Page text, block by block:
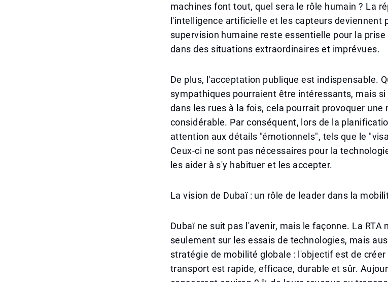
machines font tout, quel sera le rôle humain ? La
l'intelligence artificielle et les capteurs deviennent
supervision humaine reste essentielle pour la
dans des situations extraordinaires et imprévues.
De plus, l'acceptation publique est indispensable.
sympathiques pourraient être intéressants, mais
dans les rues à la fois, cela pourrait provoquer une
considérable. Par conséquent, lors de la
attention aux détails "émotionnels", tels que le
Ceux-ci ne sont pas nécessaires pour la
les aider à s'y habituer et les accepter.
La vision de Dubaï : un rôle de leader dans la
Dubaï ne suit pas l'avenir, mais le façonne. La RTA
seulement sur les essais de technologies, mais
stratégie de mobilité globale : l'objectif est de
transport est rapide, efficace, durable et sûr.